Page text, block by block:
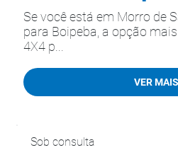
Se você está em Morro de
para Boipeba, a opção
4X4 p...
VER MAIS
Sob consulta